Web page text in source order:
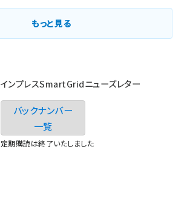
もっと見る
インプレスSmartGridニューズレター
バックナンバー
一覧
定期購読は終了いたしました